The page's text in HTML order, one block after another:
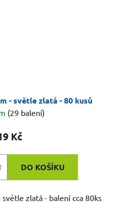
- světle zlatá - 80 kusů
(29 balení)
Kč
DO KOŠÍKU
zlatá - balení cca 80ks